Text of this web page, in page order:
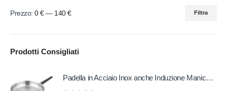
Filtra
Prezzo:0 €— 140 €
Prodotti Consigliati
Padella in Acciaio Inox anche Induzione Manico in Bachelite 20 cm